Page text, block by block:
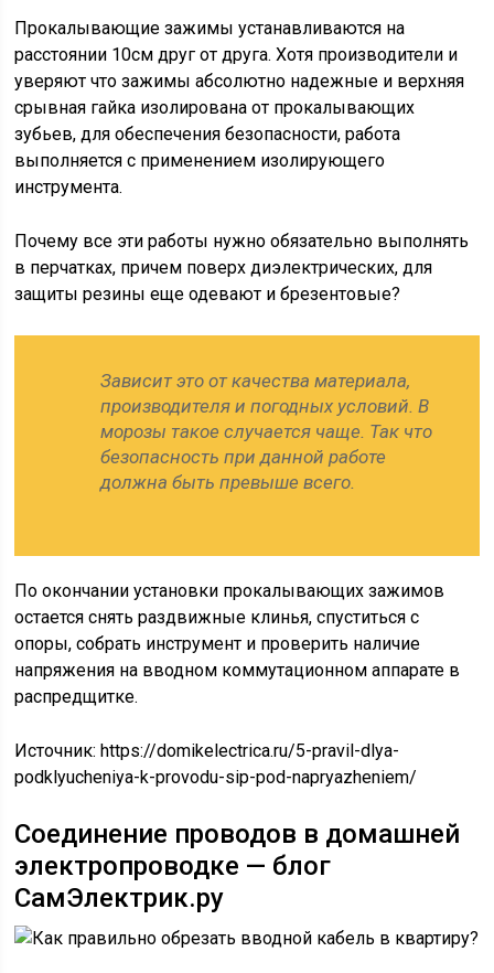
Прокалывающие зажимы устанавливаются на
расстоянии 10см друг от друга. Хотя производители и
уверяют что зажимы абсолютно надежные и верхняя
срывная гайка изолирована от прокалывающих
зубьев, для обеспечения безопасности, работа
выполняется с применением изолирующего
инструмента.
Почему все эти работы нужно обязательно выполнять
в перчатках, причем поверх диэлектрических, для
защиты резины еще одевают и брезентовые?
Зависит это от качества материала,
производителя и погодных условий. В
морозы такое случается чаще. Так что
безопасность при данной работе
должна быть превыше всего.
По окончании установки прокалывающих зажимов
остается снять раздвижные клинья, спуститься с
опоры, собрать инструмент и проверить наличие
напряжения на вводном коммутационном аппарате в
распредщитке.
Источник:https://domikelectrica.ru/5-pravil-dlya-
podklyucheniya-k-provodu-sip-pod-napryazheniem/
Соединение проводов в домашней
электропроводке — блог
СамЭлектрик.ру